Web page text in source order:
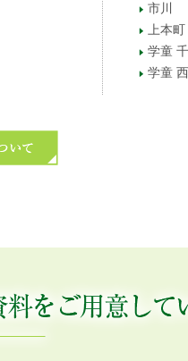
市川
上本町
学童
学童